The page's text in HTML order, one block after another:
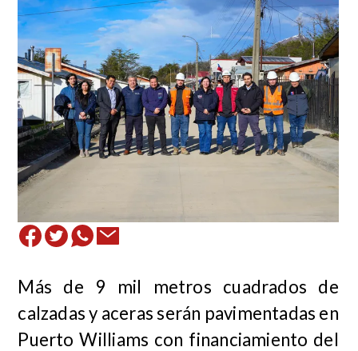
Más de 9 mil metros cuadrados de
calzadas y aceras serán pavimentadas en
Puerto Williams con financiamiento del